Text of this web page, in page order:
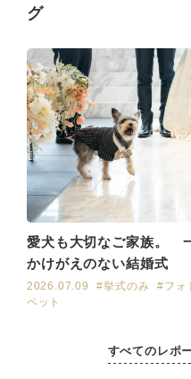
グ
すべてのレポ
愛犬も大切なご家族。
かけがえのない結婚式
2026.07.09 #挙式のみ #フォ
ペット